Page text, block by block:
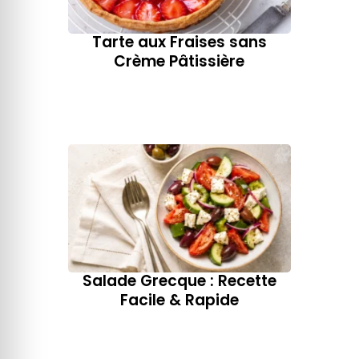
Tarte aux Fraises sans
Crème Pâtissière
Salade Grecque : Recette
Facile & Rapide